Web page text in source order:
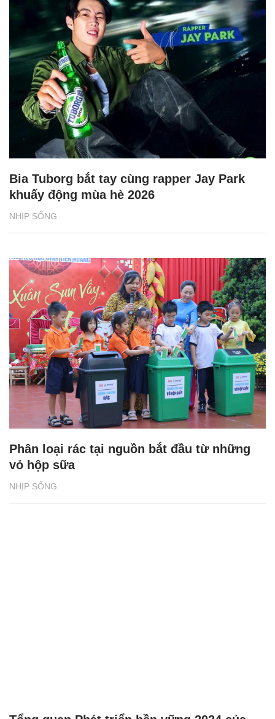
NHỊP SỐNG
Bia Tuborg bắt tay cùng rapper Jay Park
khuấy động mùa hè 2026
NHỊP SỐNG
Phân loại rác tại nguồn bắt đầu từ những
vỏ hộp sữa